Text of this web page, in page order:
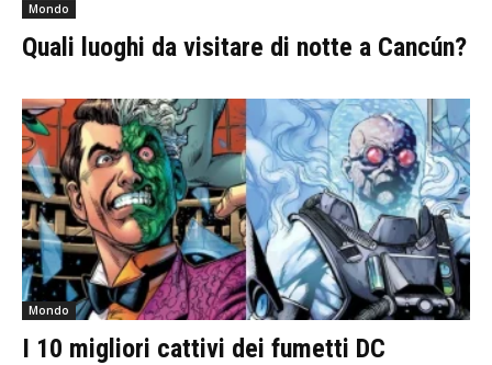
Mondo
Quali luoghi da visitare di notte a Cancún?
Mondo
I 10 migliori cattivi dei fumetti DC